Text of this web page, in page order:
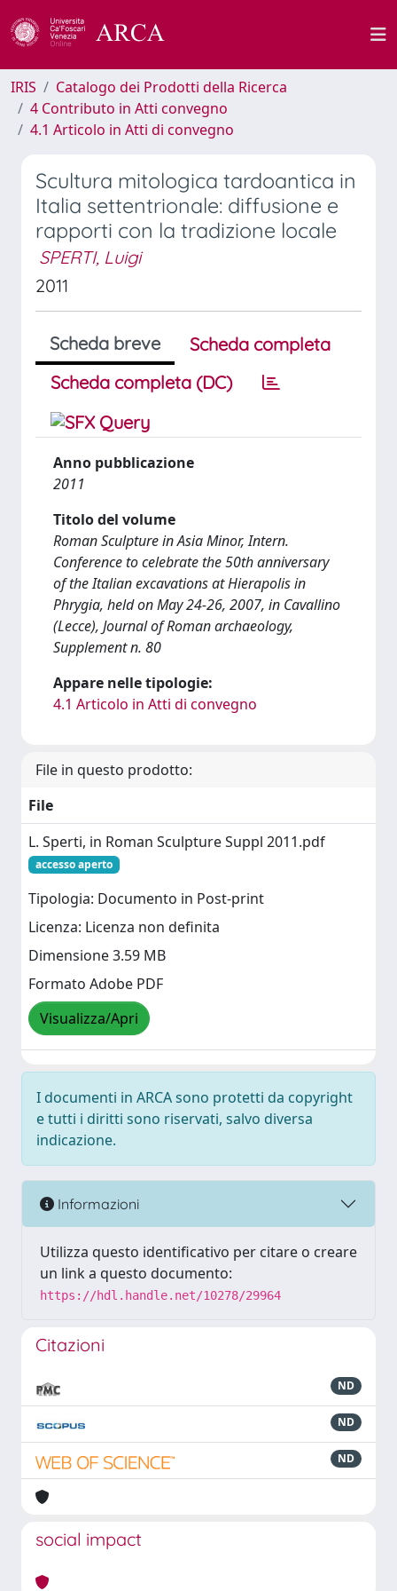
IRIS
Catalogo dei Prodotti della Ricerca
4 Contributo in Atti convegno
4.1 Articolo in Atti di convegno
Scultura mitologica tardoantica in
Italia settentrionale: diffusione e
rapporti con la tradizione locale
SPERTI, Luigi
2011
Scheda breve
Scheda completa
Scheda completa (DC)
Anno pubblicazione
2011
Titolo del volume
Roman Sculpture in Asia Minor, Intern.
Conference to celebrate the 50th anniversary
of the Italian excavations at Hierapolis in
Phrygia, held on May 24-26, 2007, in Cavallino
(Lecce), Journal of Roman archaeology,
Supplement n. 80
Appare nelle tipologie:
4.1 Articolo in Atti di convegno
File in questo prodotto:
File
L. Sperti, in Roman Sculpture Suppl 2011.pdf
accesso aperto
Tipologia: Documento in Post-print
Licenza: Licenza non definita
Dimensione 3.59 MB
Formato Adobe PDF
Visualizza/Apri
I documenti in ARCA sono protetti da copyright
e tutti i diritti sono riservati, salvo diversa
indicazione.
Informazioni
Utilizza questo identificativo per citare o creare
un link a questo documento:
https://hdl.handle.net/10278/29964
Citazioni
ND
ND
ND
social impact